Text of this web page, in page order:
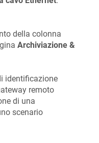
della colonna
Archiviazione &
identificazione
remoto
di una
scenario